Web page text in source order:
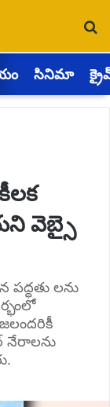
సినిమా
వెబ్సై
పద్ధతు లను
నేరాలను